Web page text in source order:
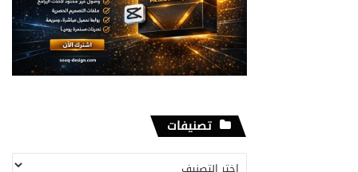
تصنيفات
تصنيفات